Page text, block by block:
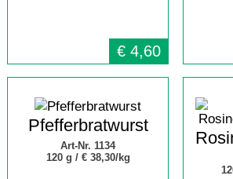
€ 4,60
Pfefferbratwurst
Art-Nr. 1134
120 g / € 38,30/kg